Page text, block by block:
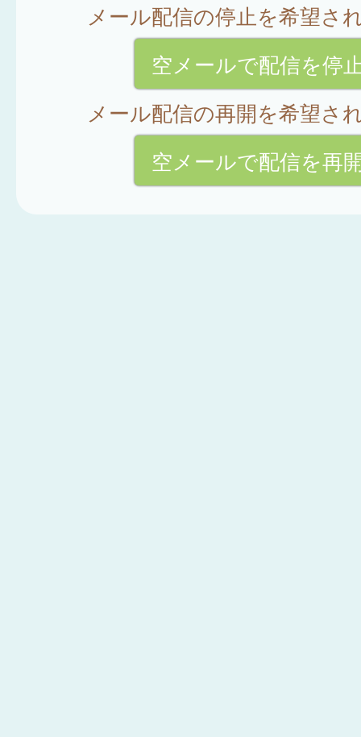
メール配信の停止を希望さ
空メールで配信を停
メール配信の再開を希望さ
空メールで配信を再